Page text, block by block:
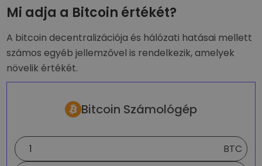
Mi adja a Bitcoin értékét?
A bitcoin decentralizációja és hálózati hatásai mellett
számos egyéb jellemzővel is rendelkezik, amelyek
növelik értékét.
Bitcoin Számológép
BTC